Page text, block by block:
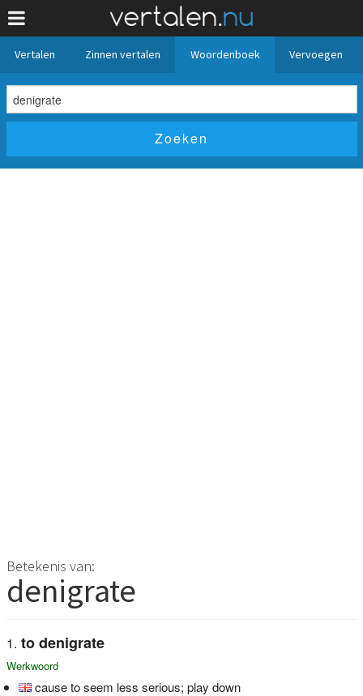
Vertalen Zinnen vertalen Woordenboek Vervoegen
Betekenis van:
denigrate
to denigrate
Werkwoord
cause to seem less serious; play down